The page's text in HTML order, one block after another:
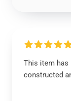
This item has
constructed